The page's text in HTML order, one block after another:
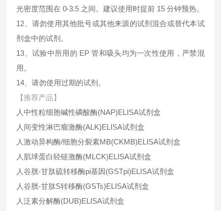
光密度范围在 0-3.5 之间。建议使用时提前 15 分钟预热。
12、请勿使用其他批号或其他来源的试剂混合或替代本试
剂盒中的试剂。
13、试验中所用的 EP 管和吸头均为一次性使用，严禁混
用。
14、请勿使用过期的试剂。
【推荐产品】
人中性粒细胞碱性磷酸酶(NAP)ELISA试剂盒
人间变性淋巴瘤激酶(ALK)ELISA试剂盒
人激动异构酶/细胞分裂素MB(CKMB)ELISA试剂盒
人肌球蛋白轻链激酶(MLCK)ELISA试剂盒
人谷胱-甘肽硫转移酶pi基因(GSTpi)ELISA试剂盒
人谷胱-甘肽S转移酶(GSTs)ELISA试剂盒
人泛素分解酶(DUB)ELISA试剂盒